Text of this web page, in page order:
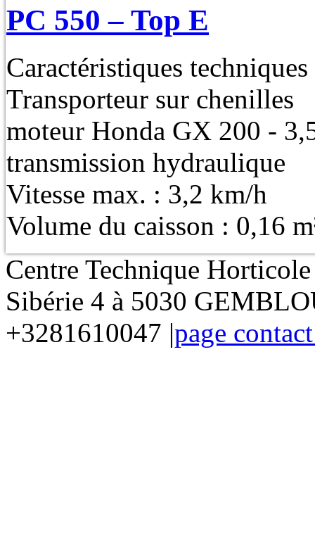
PC 550 – Top E
Caractéristiques techniques
Transporteur sur chenilles
moteur Honda GX 200 -
transmission hydraulique
Vitesse max. : 3,2 km/h
Volume du caisson : 0,16
Centre Technique
Sibérie 4 à 5030
+3281610047 |page